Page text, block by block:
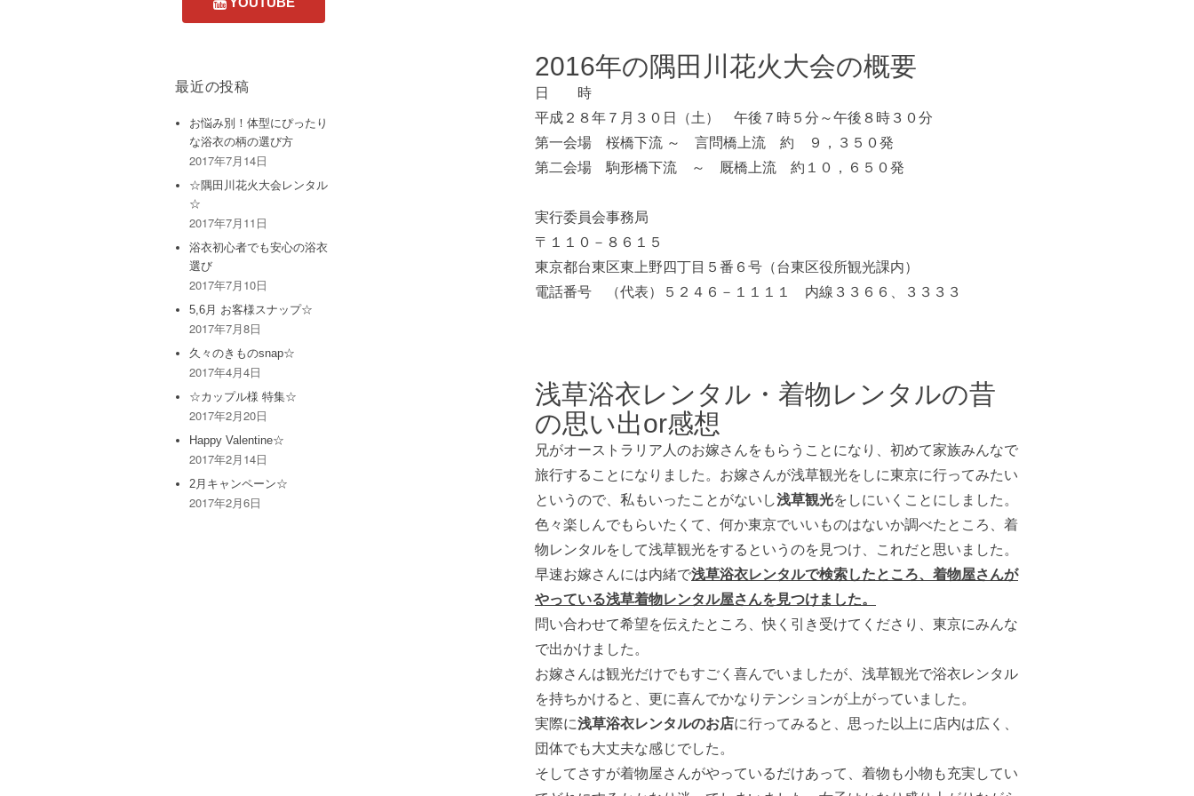
2016年の隅田川花火大会の概要
日 時
平成２８年７月３０日（土） 午後７時５分～午後８時３０分
第一会場 桜橋下流 ～ 言問橋上流 約 ９，３５０発
第二会場 駒形橋下流 ～ 厩橋上流 約１０，６５０発
実行委員会事務局
〒１１０－８６１５
東京都台東区東上野四丁目５番６号（台東区役所観光課内）
電話番号 （代表）５２４６－１１１１ 内線３３６６、３３３３
浅草浴衣レンタル・着物レンタルの昔
の思い出or感想
兄がオーストラリア人のお嫁さんをもらうことになり、初めて家族みんなで
旅行することになりました。お嫁さんが浅草観光をしに東京に行ってみたい
というので、私もいったことがないし浅草観光をしにいくことにしました。
色々楽しんでもらいたくて、何か東京でいいものはないか調べたところ、着
物レンタルをして浅草観光をするというのを見つけ、これだと思いました。
早速お嫁さんには内緒で浅草浴衣レンタルで検索したところ、着物屋さんが
やっている浅草着物レンタル屋さんを見つけました。
問い合わせて希望を伝えたところ、快く引き受けてくださり、東京にみんな
で出かけました。
お嫁さんは観光だけでもすごく喜んでいましたが、浅草観光で浴衣レンタル
を持ちかけると、更に喜んでかなりテンションが上がっていました。
実際に浅草浴衣レンタルのお店に行ってみると、思った以上に店内は広く、
団体でも大丈夫な感じでした。
そしてさすが着物屋さんがやっているだけあって、着物も小物も充実してい
最近の投稿
お悩み別！体型にぴったり
な浴衣の柄の選び方
2017年7月14日
☆隅田川花火大会レンタル
☆
2017年7月11日
浴衣初心者でも安心の浴衣
選び
2017年7月10日
5,6月 お客様スナップ☆
2017年7月8日
久々のきものsnap☆
2017年4月4日
☆カップル様 特集☆
2017年2月20日
Happy Valentine☆
2017年2月14日
2月キャンペーン☆
2017年2月6日